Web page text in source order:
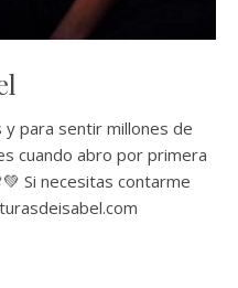
y para sentir millones de
cuando abro por primera
Si necesitas contarme